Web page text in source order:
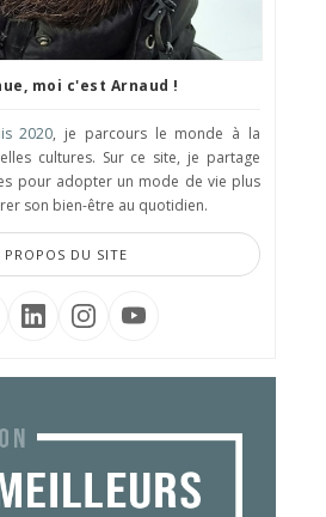
moi c'est Arnaud !
2020, je parcours le monde à la
cultures. Sur ce site, je partage
pour adopter un mode de vie plus
son bien-être au quotidien.
PROPOS DU SITE